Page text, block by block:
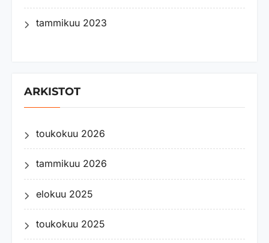
tammikuu 2023
ARKISTOT
toukokuu 2026
tammikuu 2026
elokuu 2025
toukokuu 2025